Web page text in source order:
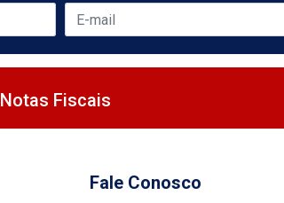
Notas Fiscais
Fale Conosco